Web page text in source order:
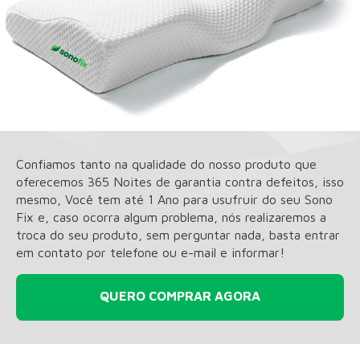
Confiamos tanto na qualidade do nosso produto que
oferecemos 365 Noites de garantia contra defeitos, isso
mesmo, Você tem até 1 Ano para usufruir do seu Sono
Fix e, caso ocorra algum problema, nós realizaremos a
troca do seu produto, sem perguntar nada, basta entrar
em contato por telefone ou e-mail e informar!
QUERO COMPRAR AGORA